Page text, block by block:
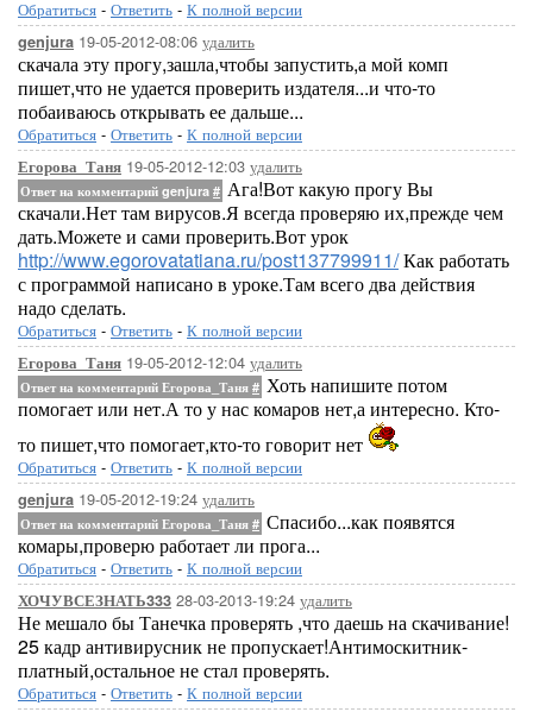
Обратиться - Ответить - К полной версии
genjura 19-05-2012-08:06 удалить
скачала эту прогу,зашла,чтобы запустить,а мой комп
пишет,что не удается проверить издателя...и что-то
побаиваюсь открывать ее дальше...
Обратиться - Ответить - К полной версии
Егорова_Таня 19-05-2012-12:03 удалить
Ответ на комментарий genjura # Ага!Вот какую прогу Вы
скачали.Нет там вирусов.Я всегда проверяю их,прежде чем
дать.Можете и сами проверить.Вот урок
http://www.egorovatatiana.ru/post137799911/Как работать
с программой написано в уроке.Там всего два действия
надо сделать.
Обратиться - Ответить - К полной версии
Егорова_Таня 19-05-2012-12:04 удалить
Ответ на комментарий Егорова_Таня # Хоть напишите потом
помогает или нет.А то у нас комаров нет,а интересно. Кто-
то пишет,что помогает,кто-то говорит нет
Обратиться - Ответить - К полной версии
genjura 19-05-2012-19:24 удалить
Ответ на комментарий Егорова_Таня # Спасибо...как появятся
комары,проверю работает ли прога...
Обратиться - Ответить - К полной версии
ХОЧУВСЕЗНАТЬ333 28-03-2013-19:24 удалить
Не мешало бы Танечка проверять ,что даешь на скачивание!
25 кадр антивирусник не пропускает!Антимоскитник-
платный,остальное не стал проверять.
Обратиться - Ответить - К полной версии